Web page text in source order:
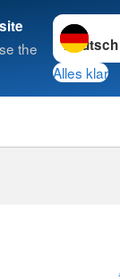
the
Sprache
Alles klar